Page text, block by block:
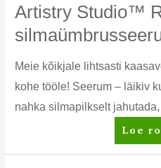
Artistry Studio™
Meie kõikjale lihtsasti
kohe tööle! Seerum – läikiv
nahka silmapilkselt
Loe